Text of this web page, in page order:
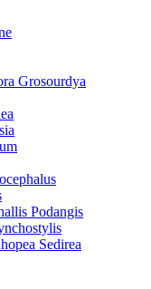
Grosourdya
Podangis
Sedirea